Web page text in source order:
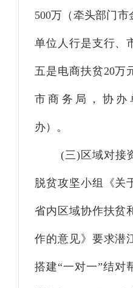
500万（牵头部门
单位人行是支行、
五是电商扶贫20万
市商务局，协办
办）。
(三)区域对接
脱贫攻坚小组《关
省内区域协作扶贫
作的意见》要求潜
搭建“一对一”结对